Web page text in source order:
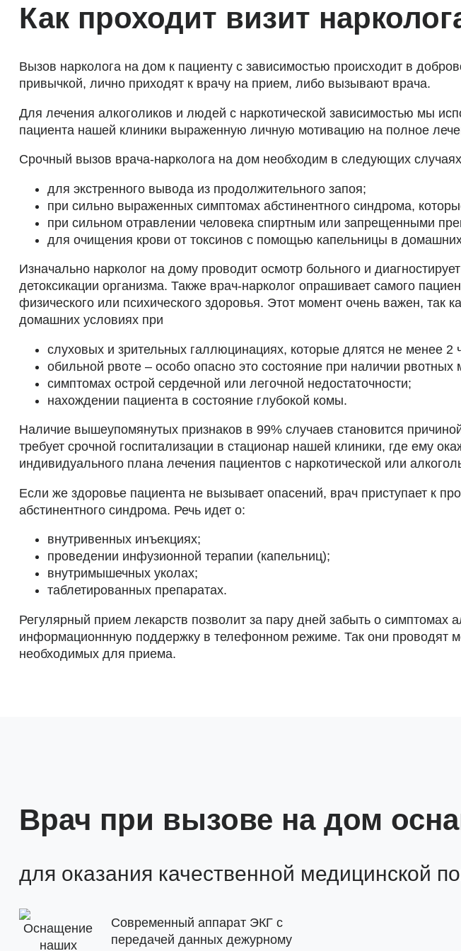
Как проходит визит
Вызов нарколога на дом к пациенту с зависимостью происходит в
привычкой, лично приходят к врачу на прием, либо вызывают врача.
Для лечения алкоголиков и людей с наркотической зависимостью мы
пациента нашей клиники выраженную личную мотивацию на полное
Срочный вызов врача-нарколога на дом необходим в следующих
для экстренного вывода из продолжительного запоя;
при сильно выраженных симптомах абстинентного синдрома,
при сильном отравлении человека спиртным или запрещенными
для очищения крови от токсинов с помощью капельницы в
Изначально нарколог на дому проводит осмотр больного и
детоксикации организма. Также врач-нарколог опрашивает самого
физического или психического здоровья. Этот момент очень важен, так
домашних условиях при
слуховых и зрительных галлюцинациях, которые длятся не менее 2
обильной рвоте – особо опасно это состояние при наличии рвотных
симптомах острой сердечной или легочной недостаточности;
нахождении пациента в состояние глубокой комы.
Наличие вышеупомянутых признаков в 99% случаев становится
требует срочной госпитализации в стационар нашей клиники, где ему
индивидуального плана лечения пациентов с наркотической или
Если же здоровье пациента не вызывает опасений, врач приступает
абстинентного синдрома. Речь идет о:
внутривенных инъекциях;
проведении инфузионной терапии (капельниц);
внутримышечных уколах;
таблетированных препаратах.
Регулярный прием лекарств позволит за пару дней забыть о
информационнную поддержку в телефонном режиме. Так они проводят
необходимых для приема.
Врач при вызове на дом
для оказания качественной медицинской
Современный аппарат ЭКГ с
передачей данных дежурному